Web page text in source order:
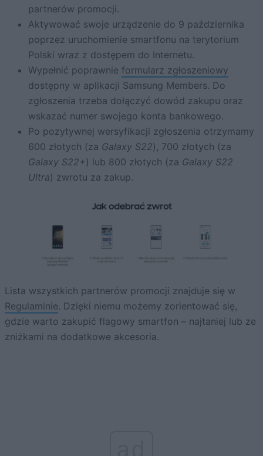
partnerów promocji.
Aktywować swoje urządzenie do 9 października
poprzez uruchomienie smartfonu na terytorium
Polski wraz z dostępem do Internetu.
Wypełnić poprawnie formularz zgłoszeniowy
dostępny w aplikacji Samsung Members. Do
zgłoszenia trzeba dołączyć dowód zakupu oraz
wskazać numer swojego konta bankowego.
Po pozytywnej wersyfikacji zgłoszenia otrzymamy
600 złotych (za Galaxy S22), 700 złotych (za
Galaxy S22+) lub 800 złotych (za Galaxy S22
Ultra) zwrotu za zakup.
Lista wszystkich partnerów promocji znajduje się w
Regulaminie. Dzięki niemu możemy zorientować się,
gdzie warto zakupić flagowy smartfon – najtaniej lub ze
zniżkami na dodatkowe akcesoria.